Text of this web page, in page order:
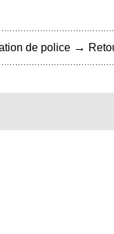
de police →